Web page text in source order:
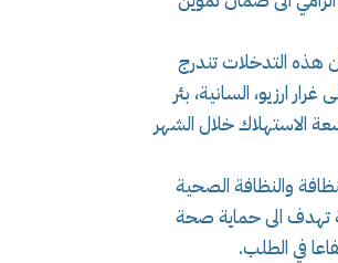
هذه التدخلات تندرج
ارزيو، السانية، بئر
الاستهلاك خلال الشهر
والنظافة الصحية
تهدف الى حماية صحة
في الطلب.